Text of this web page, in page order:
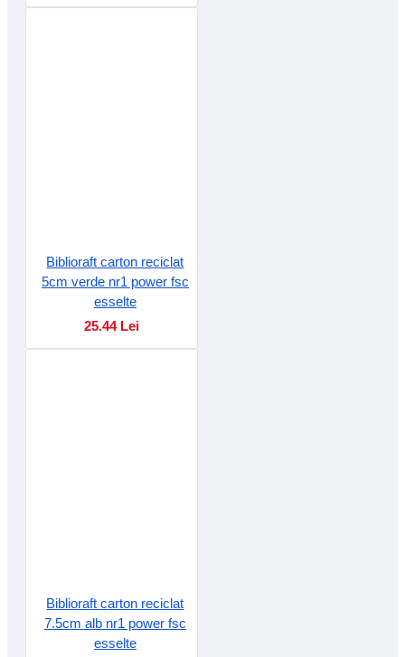
Biblioraft carton reciclat
5cm verde nr1 power fsc
esselte
25.44 Lei
Biblioraft carton reciclat
7.5cm alb nr1 power fsc
esselte